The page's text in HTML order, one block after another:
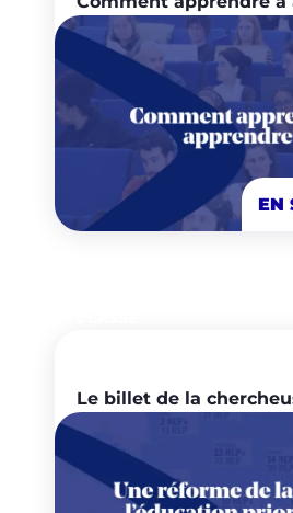
EN
Le billet de la